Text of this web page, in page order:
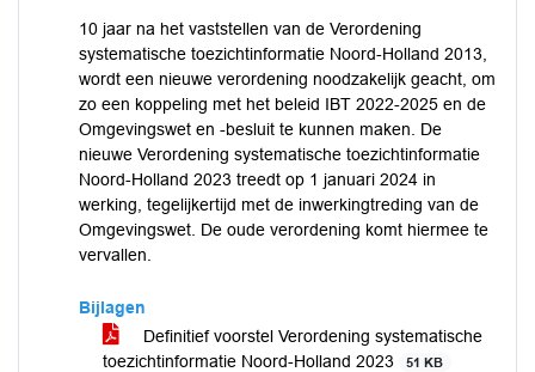
10 jaar na het vaststellen van de Verordening
systematische toezichtinformatie Noord-Holland 2013,
wordt een nieuwe verordening noodzakelijk geacht, om
zo een koppeling met het beleid IBT 2022-2025 en de
Omgevingswet en -besluit te kunnen maken. De
nieuwe Verordening systematische toezichtinformatie
Noord-Holland 2023 treedt op 1 januari 2024 in
werking, tegelijkertijd met de inwerkingtreding van de
Omgevingswet. De oude verordening komt hiermee te
vervallen.
Bijlagen
Definitief voorstel Verordening systematische
toezichtinformatie Noord-Holland 2023
51 KB